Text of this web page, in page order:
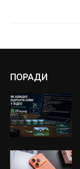
ПОРАДИ